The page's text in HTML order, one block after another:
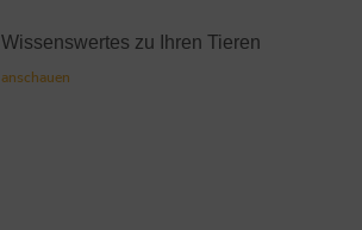
Wissenswertes zu Ihren Tieren
anschauen